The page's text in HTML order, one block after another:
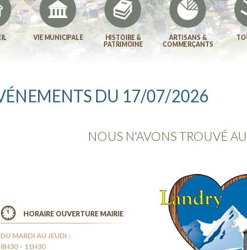
VIE MUNICIPALE
HISTOIRE &
PATRIMOINE
ARTISANS &
COMMERÇANTS
DU 17/07/2026
NOUS N'AVONS TROUVÉ
HORAIRE OUVERTURE MAIRIE
DU MARDI AU JEUDI :
8H30 – 11H30